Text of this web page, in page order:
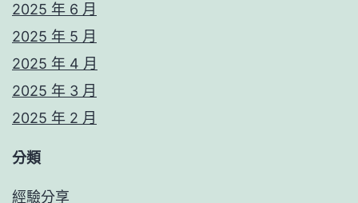
2025 年 6 月
2025 年 5 月
2025 年 4 月
2025 年 3 月
2025 年 2 月
分類
經驗分享